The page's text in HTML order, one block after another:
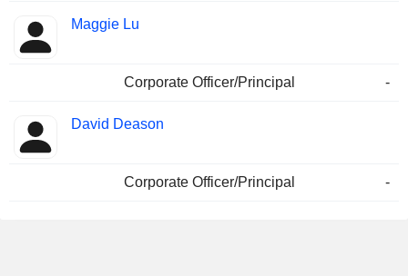
Maggie Lu
Corporate Officer/Principal -
David Deason
Corporate Officer/Principal -